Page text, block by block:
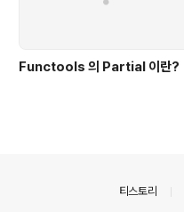
Functools 의 Partial 이란?
티스토리